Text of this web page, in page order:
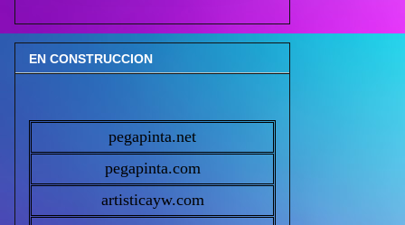
EN CONSTRUCCION
pegapinta.net
pegapinta.com
artisticayw.com